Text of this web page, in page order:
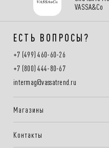
VASSA&Co
ЕСТЬ ВОПРОСЫ?
+7 (499) 460-60-26
+7 (800) 444-80-67
intermag@vassatrend.ru
Магазины
Контакты